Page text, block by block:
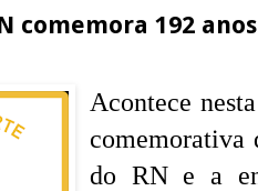
comemora 192
Acontece
comemorativa
do RN e a